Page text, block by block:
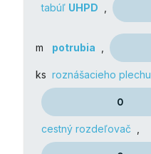
tabúľ UHPD
m potrubia
ks roznášacieho plechu
cestný rozdeľovač